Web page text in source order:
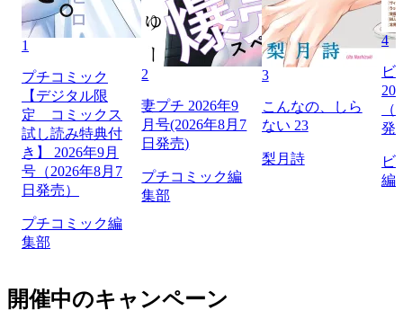
1
プチコミック
【デジタル限
定 コミックス
試し読み特典付
き】 2026年9月
号（2026年8月7
日発売）
プチコミック編
集部
2
妻プチ 2026年9
月号(2026年8月7
日発売)
プチコミック編
集部
3
こんなの、しら
ない 23
梨月詩
4
ビ
発
ビ
編
開催中のキャンペーン